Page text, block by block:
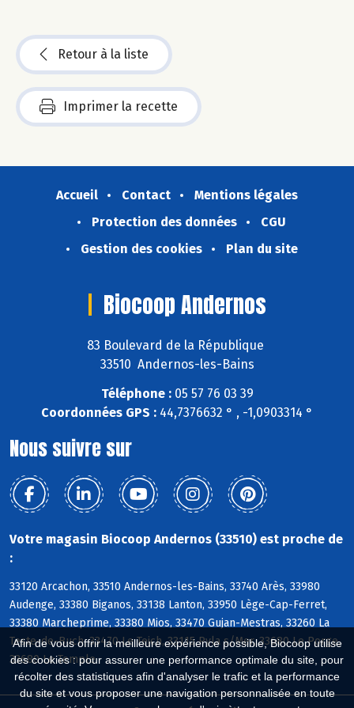
Afin de vous offrir la meilleure expérience possible, Biocoop utilise
des cookies : pour assurer une performance optimale du site, pour
récolter des statistiques afin d'analyser le trafic et la performance
du site et vous proposer une navigation personnalisée en toute
Retour à la liste
Imprimer la recette
Accueil Contact
Mentions légales
Protection des données
CGU
Gestion des cookies
Plan du site
Biocoop Andernos
83 Boulevard de la République
33510 Andernos-les-Bains
Téléphone :05 57 76 03 39
Coordonnées GPS : 44,7376632 ° , -1,0903314 °
Nous suivre sur
Votre magasin Biocoop Andernos (33510) est proche de
:
33120 Arcachon, 33510 Andernos-les-Bains, 33740 Arès, 33980
Audenge, 33380 Biganos, 33138 Lanton, 33950 Lège-Cap-Ferret,
33380 Marcheprime, 33380 Mios, 33470 Gujan-Mestras, 33260 La
Teste-de-Buch, 33470 Le Teich, 33115 Pyla s/Mer, 33680 Le Porge,
33680 Le Temple